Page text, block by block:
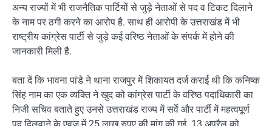
अन्य राज्यों में भी राजनैतिक पार्टियों से जुड़े नेताओं से पद व टिकट दिलाने
के नाम पर ठगी करने का आरोप है. साथ ही आरोपी के उत्तराखंड में भी
राष्ट्रीय कांग्रेस पार्टी से जुड़े कई वरिष्ठ नेताओं के संपर्क में होने की
जानकारी मिली है.
बता दें कि भावना पांडे ने थाना राजपुर में शिकायत दर्ज कराई थी कि कनिष्क
सिंह नाम का एक व्यक्ति ने खुद को कांग्रेस पार्टी के वरिष्ठ पदाधिकारी का
निजी सचिव बताते हुए उनसे उत्तराखंड राज्य में सर्वे और पार्टी में महत्वपूर्ण